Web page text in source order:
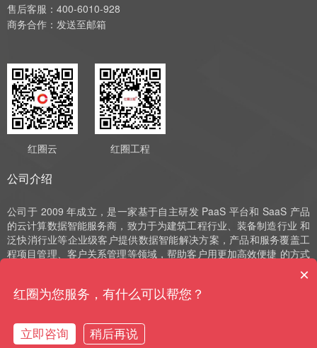
售后客服：400-6010-928
商务合作： 发送至邮箱
红圈云 红圈工程
公司介绍
公司于 2009 年成立，是一家基于自主研发 PaaS 平台和 SaaS 产品
的云计算数据智能服务商，致力于为建筑工程行业、装备制造行业 和
泛快消行业等企业级客户提供数据智能解决方案，产品和服务覆盖工
程项目管理、客户关系管理等领域，帮助客户用更加高效便捷 的方式
实现数字化运营、管理和决策。公司深耕 SaaS 领域十余年，始终以
自主研发作为发展的驱动力，并获评国家高新技术企业、中 关村高新
技术企业、北京市“专精特新”小巨人和北京市“专精特新”中小企业等荣
×
红圈为您服务，有什么可以帮您？
立即咨询 稍后再说
购买咨询 售前电话